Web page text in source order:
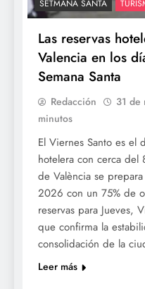
SETMANA SANTA
Las reservas
Valencia en los
Semana Santa
Redacción 31 de
minutos
El Viernes Santo es el
hotelera con cerca del
de València se
2026 con un 75% de
reservas para Jueves,
que confirma la
consolidación de la
Leer más